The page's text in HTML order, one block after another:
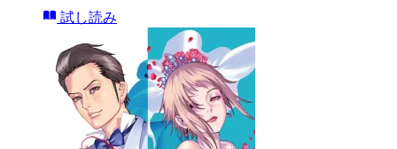
試し読み